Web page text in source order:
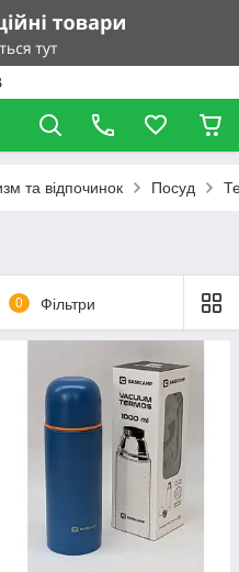
та відпочинок Посуд
0 Фільтри